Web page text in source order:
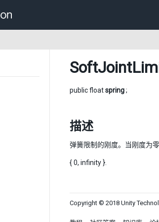
public floatspring;
描述
弹簧限制的刚度。当刚度为
{ 0, infinity }.
Copyright © 2018 Unity